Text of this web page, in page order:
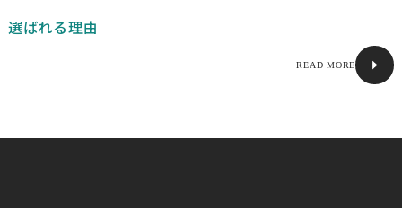
本社
選ばれる理由
READ MORE